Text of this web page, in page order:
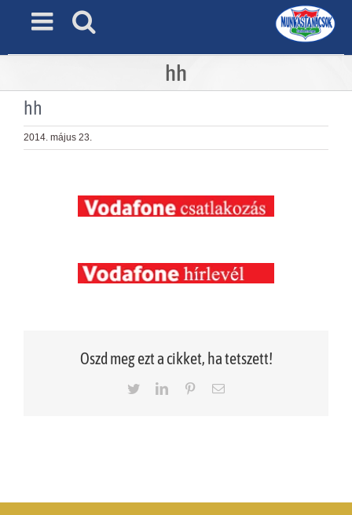
hh
hh
2014. május 23.
Oszd meg ezt a cikket, ha tetszett!
TwitterLinkedInPinterestEmail